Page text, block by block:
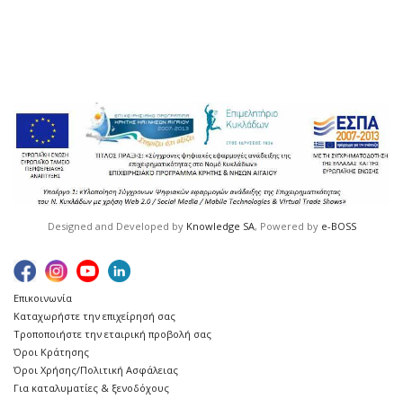
Designed and Developed by Knowledge SA, Powered by e-BOSS
Επικοινωνία
Καταχωρήστε την επιχείρησή σας
Τροποποιήστε την εταιρική προβολή σας
Όροι Κράτησης
Όροι Χρήσης/Πολιτική Ασφάλειας
Για καταλυματίες & ξενοδόχους